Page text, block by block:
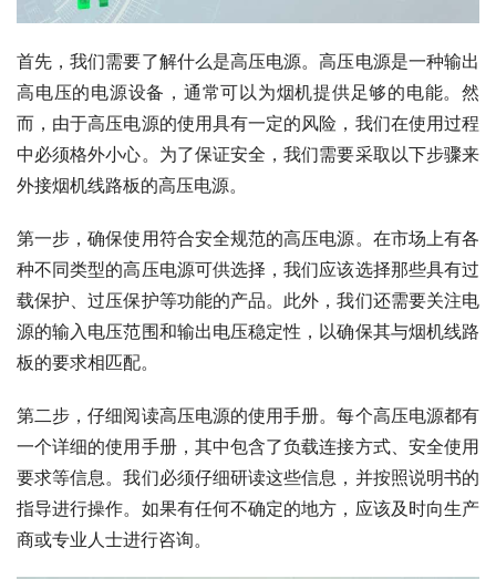
首先，我们需要了解什么是高压电源。高压电源是一种输出
高电压的电源设备，通常可以为烟机提供足够的电能。然
而，由于高压电源的使用具有一定的风险，我们在使用过程
中必须格外小心。为了保证安全，我们需要采取以下步骤来
外接烟机线路板的高压电源。
第一步，确保使用符合安全规范的高压电源。在市场上有各
种不同类型的高压电源可供选择，我们应该选择那些具有过
载保护、过压保护等功能的产品。此外，我们还需要关注电
源的输入电压范围和输出电压稳定性，以确保其与烟机线路
板的要求相匹配。
第二步，仔细阅读高压电源的使用手册。每个高压电源都有
一个详细的使用手册，其中包含了负载连接方式、安全使用
要求等信息。我们必须仔细研读这些信息，并按照说明书的
指导进行操作。如果有任何不确定的地方，应该及时向生产
商或专业人士进行咨询。